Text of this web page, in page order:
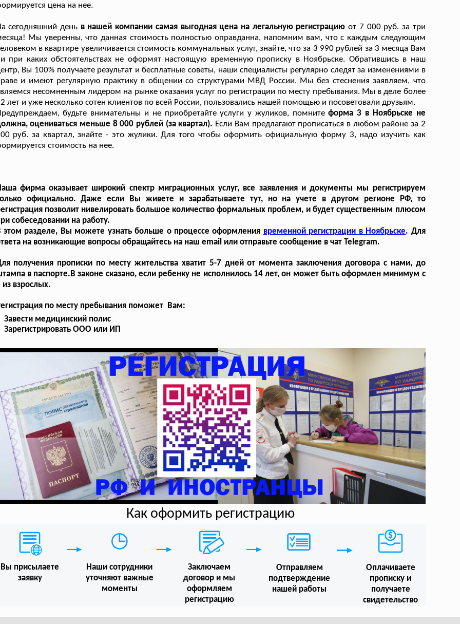
цена на нее.
сегодняшний день в нашей компании самая выгодная цена на легальную регистрациюот 7 000 руб. за три
Мы уверенны, что данная стоимость полностью оправданна, напомним вам, что с каждым следующим
в квартире увеличивается стоимость коммунальных услуг, знайте, что за 3 990 рублей за 3 месяца Вам
при каких обстоятельствах не оформят настоящую временную прописку в Ноябрьске. Обратившись в наш
Вы 100% получаете результат и бесплатные советы, наши специалисты регулярно следят за изменениями в
и имеют регулярную практику в общении со структурами МВД России. Мы без стеснения заявляем, что
несомненным лидером на рынке оказания услуг по регистрации по месту пребывания. Мы в деле более
лет и уже несколько сотен клиентов по всей России, пользовались нашей помощью и посоветовали друзьям.
будьте внимательны и не приобретайте услуги у жуликов, помнитеформа 3 в Ноябрьске не
оцениваться меньше 8 000 рублей (за квартал). Если Вам предлагают прописаться в любом районе за 2
руб. за квартал, знайте - это жулики. Для того чтобы оформить официальную форму 3, надо изучить как
стоимость на нее.
фирма оказывает широкий спектр миграционных услуг, все заявления и документы мы регистрируем
официально. Даже если Вы живете и зарабатываете тут, но на учете в другом регионе РФ, то
позволит нивелировать большое количество формальных проблем, и будет существенным плюсом
собеседовании на работу.
этом разделе, Вы можете узнать больше о процессе оформления временной регистрации в Ноябрьске. Для
на возникающие вопросы обращайтесь на наш email или отправьте сообщение в чат Telegram.
получения прописки по месту жительства хватит 5-7 дней от момента заключения договора с нами, до
в паспорте.В законе сказано, если ребенку не исполнилось 14 лет, он может быть оформлен минимум с
из взрослых.
по месту пребывания поможет Вам:
Завести медицинский полис
Зарегистрировать ООО или ИП
Как оформить регистрацию
Вы присылаете
заявку
Наши сотрудники
уточняют важные
моменты
Заключаем
договор и мы
оформляем
регистрацию
Отправляем
подтверждение
нашей работы
Оплачиваете
прописку и
получаете
свидетельство